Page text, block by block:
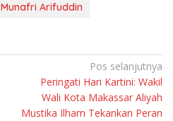
Munafri Arifuddin
Pos selanjutnya
Peringati Hari Kartini: Wakil
Wali Kota Makassar Aliyah
Mustika Ilham Tekankan Peran